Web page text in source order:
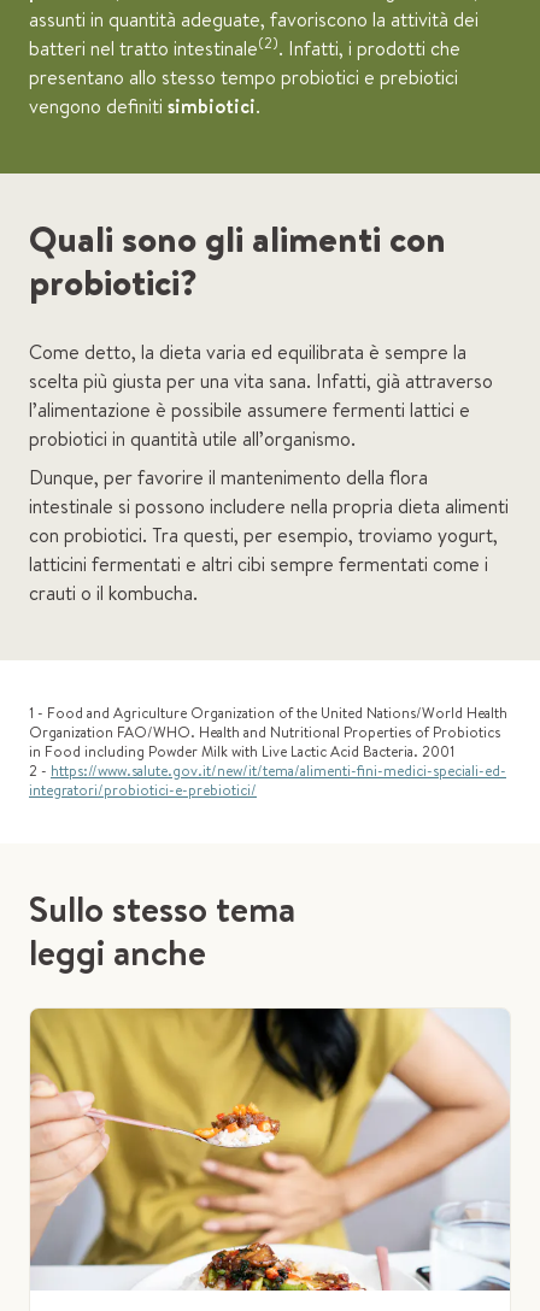
assunti in quantità adeguate, favoriscono la attività dei
batteri nel tratto intestinale(2). Infatti, i prodotti che
presentano allo stesso tempo probiotici e prebiotici
vengono definiti simbiotici.
Quali sono gli alimenti con
probiotici?
Come detto, la dieta varia ed equilibrata è sempre la
scelta più giusta per una vita sana. Infatti, già attraverso
l’alimentazione è possibile assumere fermenti lattici e
probiotici in quantità utile all’organismo.
Dunque, per favorire il mantenimento della flora
intestinale si possono includere nella propria dieta alimenti
con probiotici. Tra questi, per esempio, troviamo yogurt,
latticini fermentati e altri cibi sempre fermentati come i
crauti o il kombucha.
1 - Food and Agriculture Organization of the United Nations/World Health
Organization FAO/WHO. Health and Nutritional Properties of Probiotics
in Food including Powder Milk with Live Lactic Acid Bacteria. 2001
2 - https://www.salute.gov.it/new/it/tema/alimenti-fini-medici-speciali-ed-
integratori/probiotici-e-prebiotici/
Sullo stesso tema
leggi anche